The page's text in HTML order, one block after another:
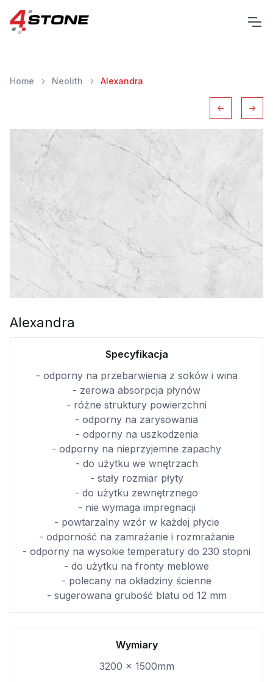
Home Neolith Alexandra
Alexandra
Specyfikacja
- odporny na przebarwienia z soków i wina
- zerowa absorpcja płynów
- różne struktury powierzchni
- odporny na zarysowania
- odporny na uszkodzenia
- odporny na nieprzyjemne zapachy
- do użytku we wnętrzach
- stały rozmiar płyty
- do użytku zewnętrznego
- nie wymaga impregnacji
- powtarzalny wzór w każdej płycie
- odporność na zamrażanie i rozmrażanie
- odporny na wysokie temperatury do 230 stopni
- do użytku na fronty meblowe
- polecany na okładziny ścienne
- sugerowana grubość blatu od 12 mm
Wymiary
3200 x 1500mm